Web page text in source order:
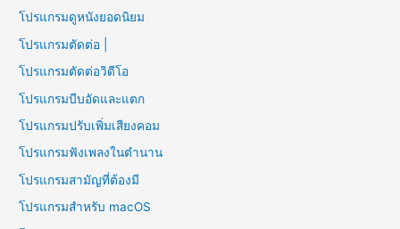
โปรแกรมดูหนังยอดนิยม
โปรแกรมตัดต่อ |
โปรแกรมตัดต่อวิดีโอ
โปรแกรมบีบอัดและแตก
โปรแกรมปรับเพิ่มเสียงคอม
โปรแกรมฟังเพลงในตำนาน
โปรแกรมสามัญที่ต้องมี
โปรแกรมสำหรับ macOS